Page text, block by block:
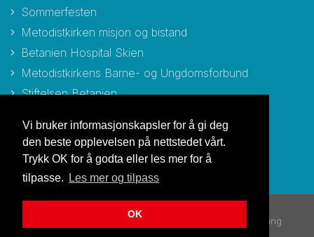
Vi bruker informasjonskapsler for å gi deg
den beste opplevelsen på nettstedet vårt.
Trykk OK for å godta eller les mer for å
tilpasse.
Les mer og tilpass
OK
Sommerfesten
Metodistkirken misjon og bistand
Betanien Hospital Skien
Metodistkirkens Barne- og Ungdomsforbund
Stiftelsen Betanien
Personvernerklæring